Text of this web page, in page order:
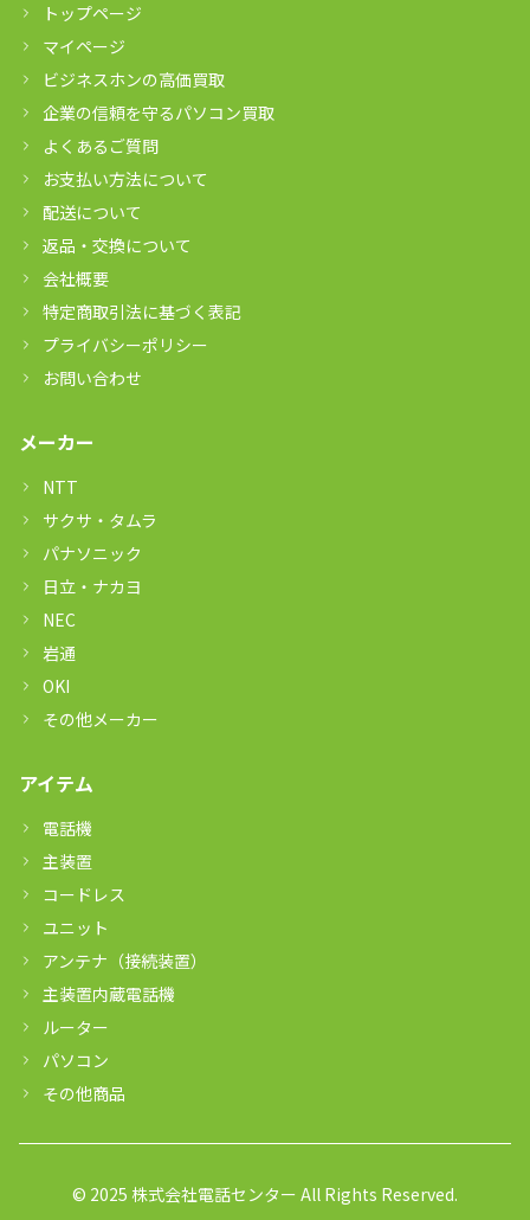
トップページ
マイページ
ビジネスホンの高価買取
企業の信頼を守るパソコン買取
よくあるご質問
お支払い方法について
配送について
返品・交換について
会社概要
特定商取引法に基づく表記
プライバシーポリシー
お問い合わせ
メーカー
NTT
サクサ・タムラ
パナソニック
日立・ナカヨ
NEC
岩通
OKI
その他メーカー
アイテム
電話機
主装置
コードレス
ユニット
アンテナ（接続装置）
主装置内蔵電話機
ルーター
パソコン
その他商品
© 2025 株式会社電話センター All Rights Reserved.